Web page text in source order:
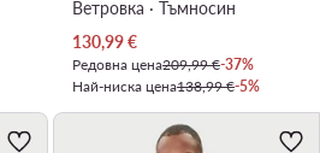
Ветровка · Тъмносин
Актуална цена
130,99€
Редовна цена209,99 €-37%
Най-ниска цена138,99 €-5%